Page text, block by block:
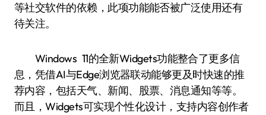
等社交软件的依赖，此项功能能否被广泛使用还有
待关注。
Windows 11的全新Widgets功能整合了更多信
息，凭借AI与Edge浏览器联动能够更及时快速的推
荐内容，包括天气、新闻、股票、消息通知等等。
而且，Widgets可实现个性化设计，支持内容创作者